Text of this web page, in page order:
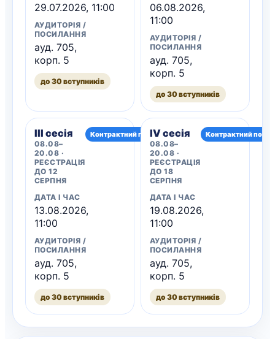
29.07.2026, 11:00
АУДИТОРІЯ /
ПОСИЛАННЯ
ауд. 705,
корп. 5
до 30 вступників
06.08.2026,
11:00
АУДИТОРІЯ /
ПОСИЛАННЯ
ауд. 705,
корп. 5
до 30 вступників
III сесія
08.08–
20.08 ·
РЕЄСТРАЦІЯ
ДО 12
СЕРПНЯ
Контрактний потік
ДАТА І ЧАС
13.08.2026,
11:00
АУДИТОРІЯ /
ПОСИЛАННЯ
ауд. 705,
корп. 5
до 30 вступників
IV сесія
08.08–
20.08 ·
РЕЄСТРАЦІЯ
ДО 18
СЕРПНЯ
Контрактний потік
ДАТА І ЧАС
19.08.2026,
11:00
АУДИТОРІЯ /
ПОСИЛАННЯ
ауд. 705,
корп. 5
до 30 вступників